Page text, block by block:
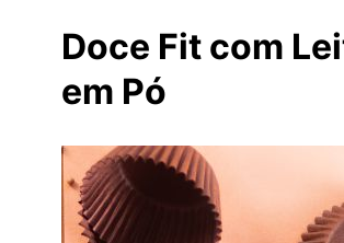
Doce Fit com
em Pó